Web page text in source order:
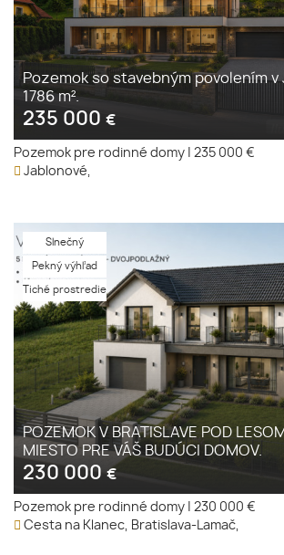
Pozemok so stavebným povolením v
1786 m².
235 000 €
Pozemok pre rodinné domy
235 000 €
Jablonové,
Slnečný
Pekný výhľad
Tiché prostredie
POZEMOK V BRATISLAVE POD
MIESTO PRE VÁŠ BUDÚCI DOMOV.
230 000 €
Pozemok pre rodinné domy
230 000 €
Cesta na Klanec, Bratislava-Lamač,